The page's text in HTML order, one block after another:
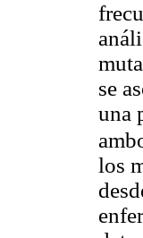
se
una
los